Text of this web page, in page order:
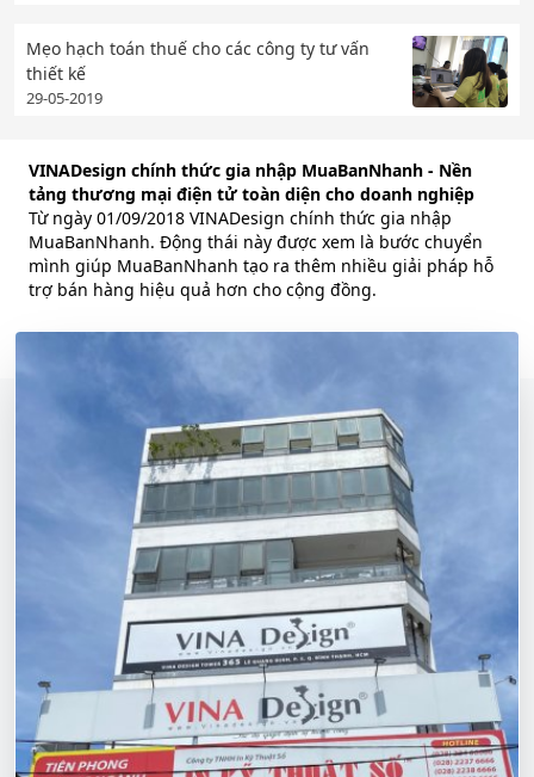
Mẹo hạch toán thuế cho các công ty tư vấn
thiết kế
29-05-2019
VINADesign chính thức gia nhập MuaBanNhanh - Nền
tảng thương mại điện tử toàn diện cho doanh nghiệp
Từ ngày 01/09/2018 VINADesign chính thức gia nhập
MuaBanNhanh. Động thái này được xem là bước chuyển
mình giúp MuaBanNhanh tạo ra thêm nhiều giải pháp hỗ
trợ bán hàng hiệu quả hơn cho cộng đồng.